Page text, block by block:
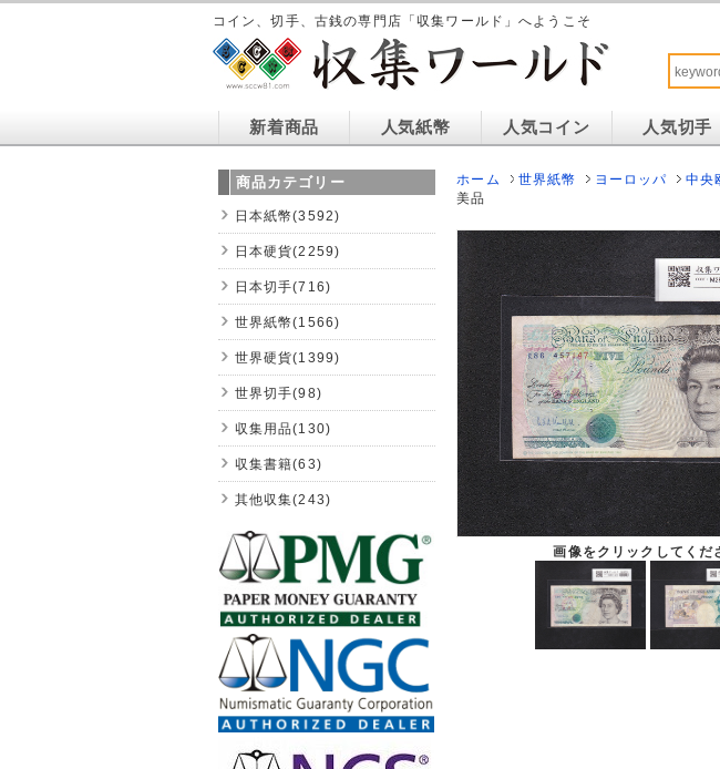
コイン、切手、古銭の専門店「収集ワールド」へようこそ
新着商品 人気紙幣 人気コイン 人気切手
ホーム 世界紙幣 ヨーロッパ 中央
美品
画像をクリックしてくだ
商品カテゴリー
日本紙幣(3592)
日本硬貨(2259)
日本切手(716)
世界紙幣(1566)
世界硬貨(1399)
世界切手(98)
収集用品(130)
収集書籍(63)
其他収集(243)